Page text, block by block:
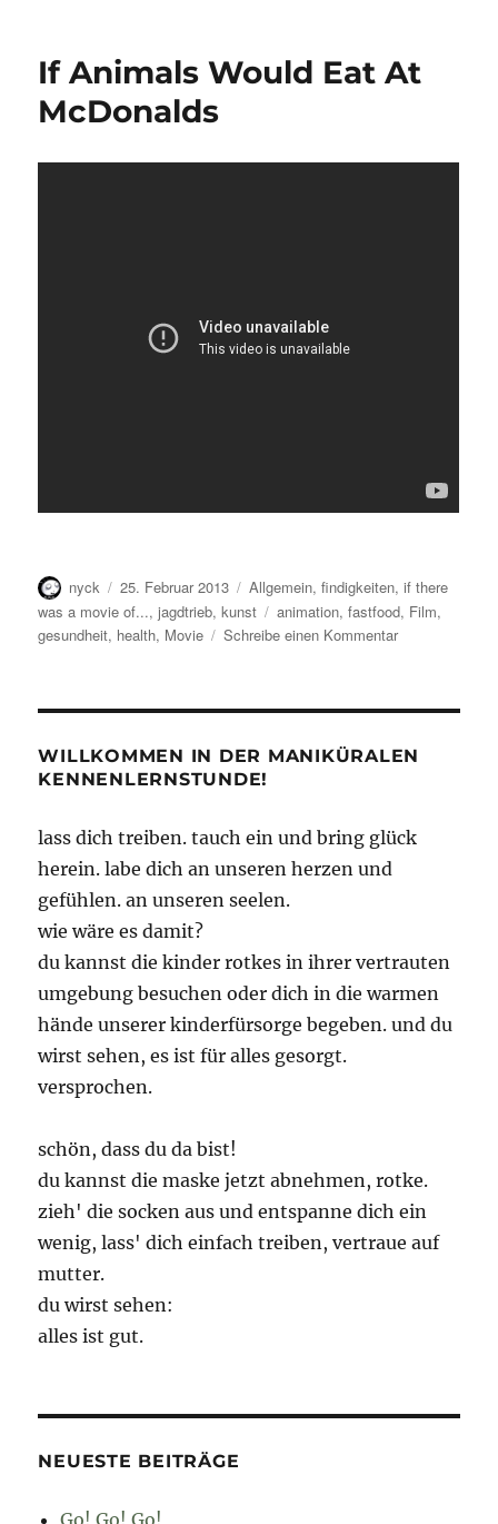
If Animals Would Eat At
McDonalds
Autor
nyck
Veröffentlicht
am
25. Februar 2013 Kategorien
Allgemein,findigkeiten,if there
was a movie of...,jagdtrieb,kunst Schlagwörter
animation,fastfood, Film,
gesundheit, health, Movie Schreibe einen Kommentarzu
At
WILLKOMMEN IN DER MANIKÜRALEN
KENNENLERNSTUNDE!
lass dich treiben. tauch ein und bring glück
herein. labe dich an unseren herzen und
gefühlen. an unseren seelen.
wie wäre es damit?
du kannst die kinder rotkes in ihrer vertrauten
umgebung besuchen oder dich in die warmen
hände unserer kinderfürsorge begeben. und du
wirst sehen, es ist für alles gesorgt.
versprochen.
schön, dass du da bist!
du kannst die maske jetzt abnehmen, rotke.
zieh' die socken aus und entspanne dich ein
wenig, lass' dich einfach treiben, vertraue auf
mutter.
du wirst sehen:
alles ist gut.
NEUESTE BEITRÄGE
Go! Go! Go!